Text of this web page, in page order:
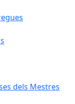
dels Mestres